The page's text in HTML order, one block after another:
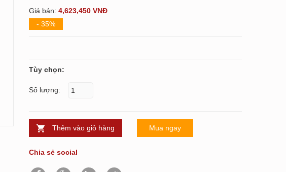
Giá bán: 4,623,450 VNĐ
- 35%
Tùy chọn:
Số lượng:
Thêm vào giỏ hàng Mua ngay
Chia sẻ social